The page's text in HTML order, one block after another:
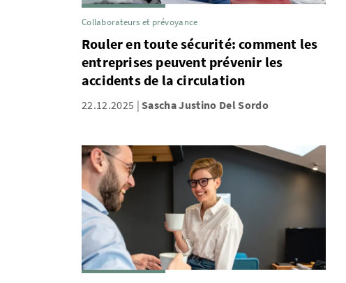
Collaborateurs et prévoyance
Rouler en toute sécurité: comment les
entreprises peuvent prévenir les
accidents de la circulation
22.12.2025 Sascha Justino Del Sordo